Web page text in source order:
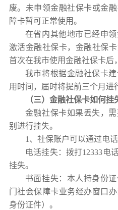
废。未申领金融社保卡或金
障卡暂可正常使用。
在省内其他地市已经申
激活金融社保卡，金融社保
首次在我市使用金融社保卡后
我市将根据金融社保卡
用时间，届时将提前三个月进
（三） 金融社保卡如何 挂
金融社保卡如果丢失，
别进行挂失。
1、社保账户可以通过电
电话挂失：拨打12333电
挂失。
书面挂失：本人持身份
门社会保障卡业务经办窗口
身份证件）。